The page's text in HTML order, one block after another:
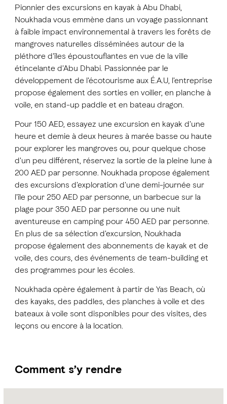
Pionnier des excursions en kayak à Abu Dhabi,
Noukhada vous emmène dans un voyage passionnant
à faible impact environnemental à travers les forêts de
mangroves naturelles disséminées autour de la
pléthore d'îles époustouflantes en vue de la ville
étincelante d'Abu Dhabi. Passionnée par le
développement de l'écotourisme aux É.A.U, l'entreprise
propose également des sorties en voilier, en planche à
voile, en stand-up paddle et en bateau dragon.
Pour 150 AED, essayez une excursion en kayak d'une
heure et demie à deux heures à marée basse ou haute
pour explorer les mangroves ou, pour quelque chose
d'un peu différent, réservez la sortie de la pleine lune à
200 AED par personne. Noukhada propose également
des excursions d'exploration d'une demi-journée sur
l'île pour 250 AED par personne, un barbecue sur la
plage pour 350 AED par personne ou une nuit
aventureuse en camping pour 450 AED par personne.
En plus de sa sélection d'excursion, Noukhada
propose également des abonnements de kayak et de
voile, des cours, des événements de team-building et
des programmes pour les écoles.
Noukhada opère également à partir de Yas Beach, où
des kayaks, des paddles, des planches à voile et des
bateaux à voile sont disponibles pour des visites, des
leçons ou encore à la location.
Comment s’y rendre